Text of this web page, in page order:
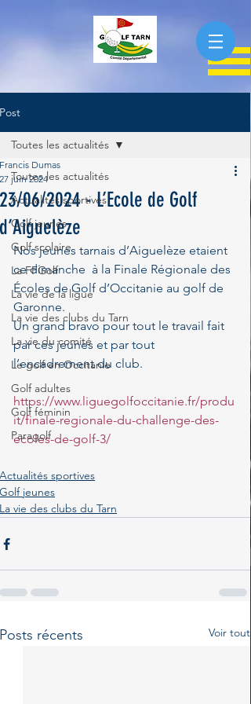
Post
Toutes les actualités
Actualités sportives
Golf jeunes
Golf scolaire
La FFGolf
La vie de la ligue
La vie des clubs du Tarn
La vie du comité
Le golf en Occitanie
Golf adultes
Golf féminin
Paragolf
Toutes les actualités
23/06/2024 - L’Ecole de Golf
d’Aiguelèze
Francis Dumas
27 juin 2024
Nos jeunes tarnais d’Aiguelèze etaient
ce dimanche  à la Finale Régionale des
Écoles de Golf d’Occitanie au golf de
Garonne.
Un grand bravo pour tout le travail fait
par ces jeunes et par tout
l’encadrement du club.
https://www.liguegolfoccitanie.fr/produ
it/finale-regionale-du-challenge-des-
ecoles-de-golf-3/
Actualités sportives
Golf jeunes
La vie des clubs du Tarn
Posts récents Voir tout